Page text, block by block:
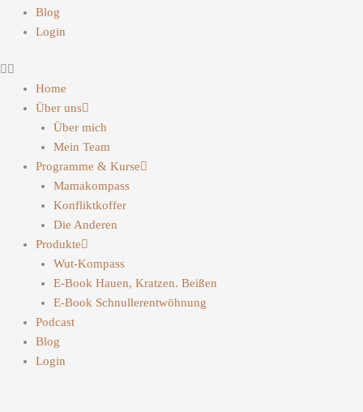
Blog
Login
Home
Über uns
Über mich
Mein Team
Programme & Kurse
Mamakompass
Konfliktkoffer
Die Anderen
Produkte
Wut-Kompass
E-Book Hauen, Kratzen. Beißen
E-Book Schnullerentwöhnung
Podcast
Blog
Login